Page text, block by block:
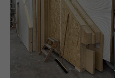
Lorem ipsum dolor sit
elit.
Aenean commodo ligula
Cum sociis natoque
montes, nascetur